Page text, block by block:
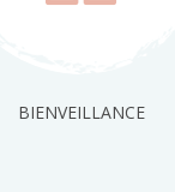
BIENVEILLANCE